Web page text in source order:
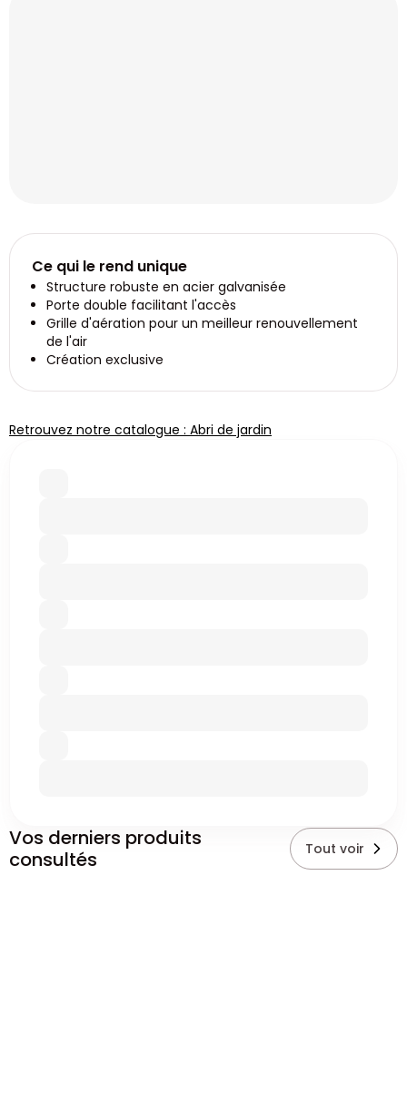
Ce qui le rend unique
Structure robuste en acier galvanisée
Porte double facilitant l'accès
Grille d'aération pour un meilleur renouvellement
de l'air
Création exclusive
Retrouvez notre catalogue : Abri de jardin
Vos derniers produits
consultés
Tout voir